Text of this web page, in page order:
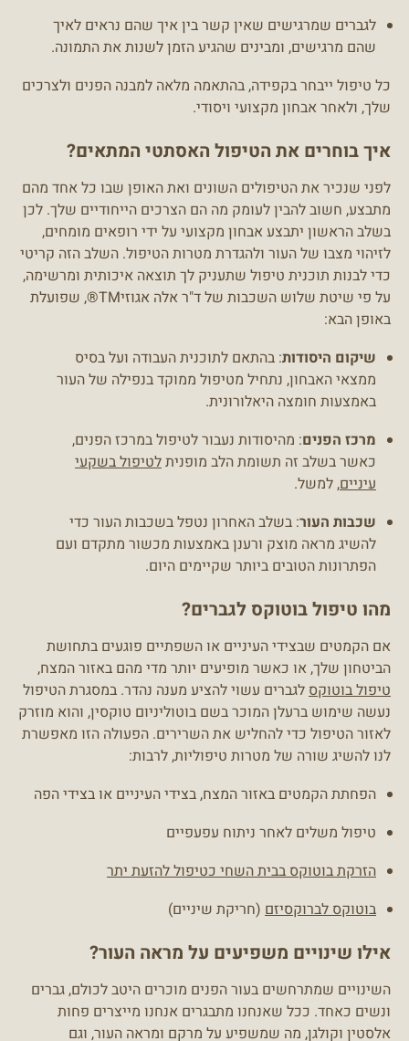
לגברים שמרגישים שאין קשר בין איך שהם נראים לאיך
שהם מרגישים, ומבינים שהגיע הזמן לשנות את התמונה.
כל טיפול ייבחר בקפידה, בהתאמה מלאה למבנה הפנים ולצרכים
שלך, ולאחר אבחון מקצועי ויסודי.
איך בוחרים את הטיפול האסתטי המתאים?
לפני שנכיר את הטיפולים השונים ואת האופן שבו כל אחד מהם
מתבצע, חשוב להבין לעומק מה הם הצרכים הייחודיים שלך. לכן
בשלב הראשון יתבצע אבחון מקצועי על ידי רופאים מומחים,
לזיהוי מצבו של העור ולהגדרת מטרות הטיפול. השלב הזה קריטי
כדי לבנות תוכנית טיפול שתעניק לך תוצאה איכותית ומרשימה,
על פי שיטת שלוש השכבות של ד"ר אלה אגוזיTM® , שפועלת
באופן הבא:
שיקום היסודות: בהתאם לתוכנית העבודה ועל בסיס
ממצאי האבחון, נתחיל מטיפול ממוקד בנפילה של העור
באמצעות חומצה היאלורונית.
מרכז הפנים: מהיסודות נעבור לטיפול במרכז הפנים,
כאשר בשלב זה תשומת הלב מופניתלטיפול בשקעי
עיניים, למשל.
שכבות העור: בשלב האחרון נטפל בשכבות העור כדי
להשיג מראה מוצק ורענן באמצעות מכשור מתקדם ועם
הפתרונות הטובים ביותר שקיימים היום.
מהו טיפול בוטוקס לגברים?
אם הקמטים שבצידי העיניים או השפתיים פוגעים בתחושת
הביטחון שלך, או כאשר מופיעים יותר מדי מהם באזור המצח,
טיפול בוטוקסלגברים עשוי להציע מענה נהדר. במסגרת הטיפול
נעשה שימוש ברעלן המוכר בשם בוטוליניום טוקסין, והוא מוזרק
לאזור הטיפול כדי להחליש את השרירים. הפעולה הזו מאפשרת
לנו להשיג שורה של מטרות טיפוליות, לרבות:
הפחתת הקמטים באזור המצח, בצידי העיניים או בצידי הפה
טיפול משלים לאחר ניתוח עפעפיים
הזרקת בוטוקס בבית השחי כטיפול להזעת יתר
בוטוקס לברוקסיזם (חריקת שיניים)
אילו שינויים משפיעים על מראה העור?
השינויים שמתרחשים בעור הפנים מוכרים היטב לכולם, גברים
ונשים כאחד. ככל שאנחנו מתבגרים אנחנו מייצרים פחות
אלסטין וקולגן, מה שמשפיע על מרקם ומראה העור, וגם